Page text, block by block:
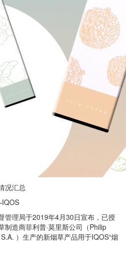
况汇总
管理局于2019年4月30日宣布，已授
制造商菲利普·莫里斯公司（Philip
）生产的新烟草产品用于IQOS“烟